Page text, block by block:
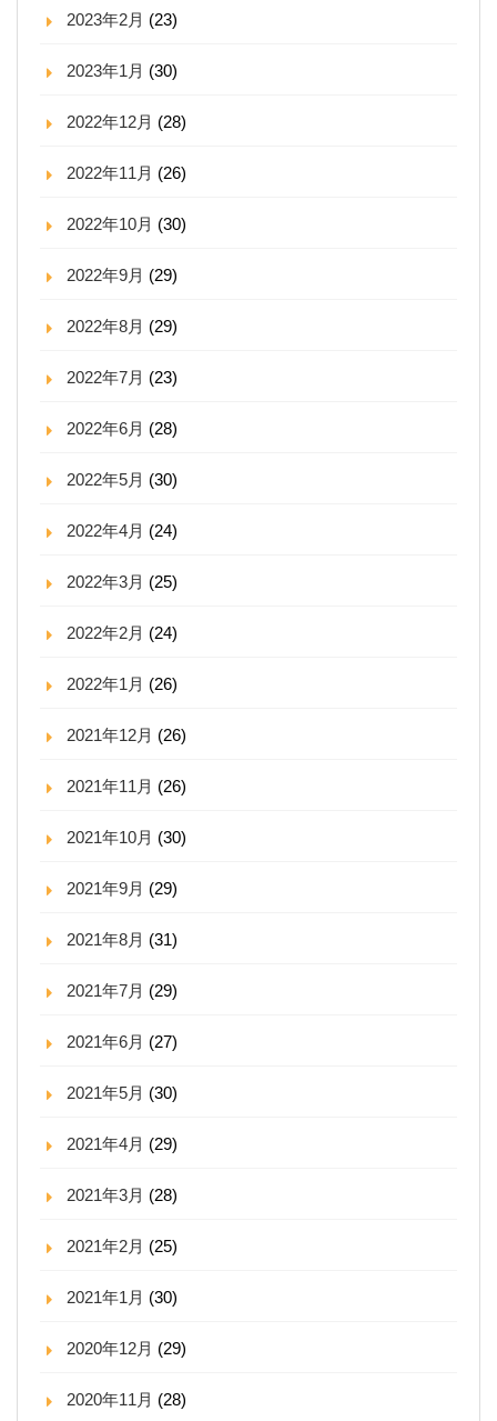
2023年2月 (23)
2023年1月 (30)
2022年12月 (28)
2022年11月 (26)
2022年10月 (30)
2022年9月 (29)
2022年8月 (29)
2022年7月 (23)
2022年6月 (28)
2022年5月 (30)
2022年4月 (24)
2022年3月 (25)
2022年2月 (24)
2022年1月 (26)
2021年12月 (26)
2021年11月 (26)
2021年10月 (30)
2021年9月 (29)
2021年8月 (31)
2021年7月 (29)
2021年6月 (27)
2021年5月 (30)
2021年4月 (29)
2021年3月 (28)
2021年2月 (25)
2021年1月 (30)
2020年12月 (29)
2020年11月 (28)